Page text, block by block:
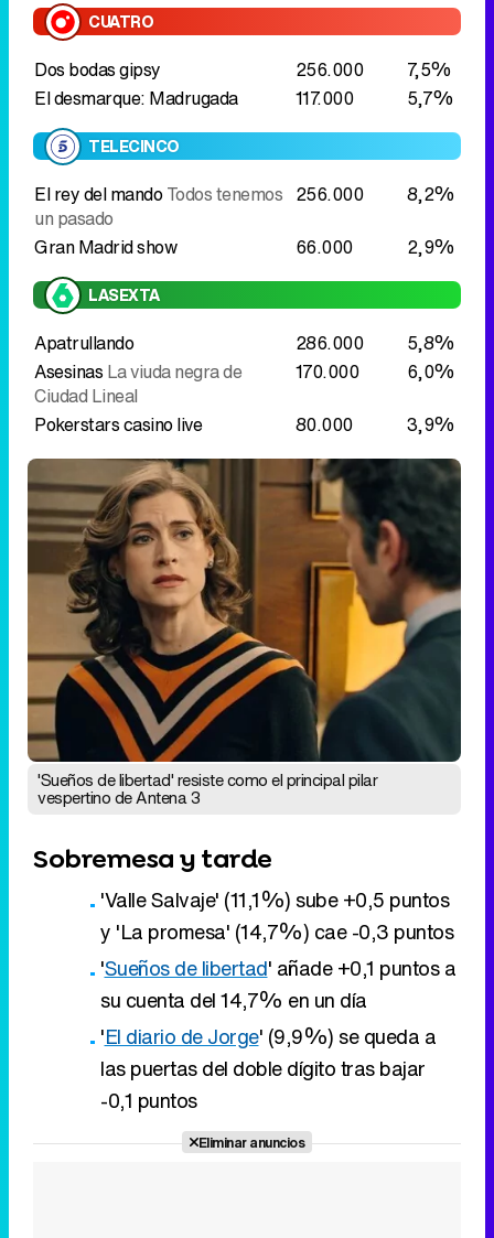
El rey del mandoTodos tenemos
un pasado
256.000
8,2%
Gran Madrid show
66.000 2,9%
LASEXTA
Apatrullando 286.000
5,8%
AsesinasLa viuda negra de
Ciudad Lineal
Pokerstars casino live
'Sueños de libertad' resiste como el principal pilar
vespertino de Antena 3
Sobremesa y tarde
'Valle Salvaje' (11,1%) sube +0,5 puntos
y 'La promesa' (14,7%) cae -0,3 puntos
su cuenta del 14,7% en un día
'El diario de Jorge' (9,9%) se queda a
las puertas del doble dígito tras bajar
-0,1 puntos
Eliminar anuncios